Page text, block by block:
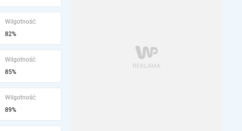
Wilgotność:
82%
Wilgotność:
85%
Wilgotność:
89%